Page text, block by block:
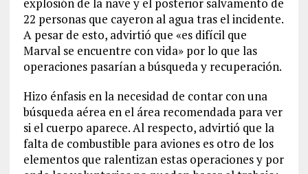
22 personas que cayeron al agua tras el incidente.
A pesar de esto, advirtió que «es difícil que
Marval se encuentre con vida» por lo que las
operaciones pasarían a búsqueda y recuperación.
Hizo énfasis en la necesidad de contar con una
búsqueda aérea en el área recomendada para ver
si el cuerpo aparece. Al respecto, advirtió que la
falta de combustible para aviones es otro de los
elementos que ralentizan estas operaciones y por